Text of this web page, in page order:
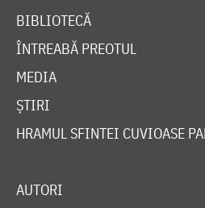
BIBLIOTECĂ
ÎNTREABĂ PREOTUL
MEDIA
ȘTIRI
HRAMUL SFINTEI CUVIOASE
AUTORI